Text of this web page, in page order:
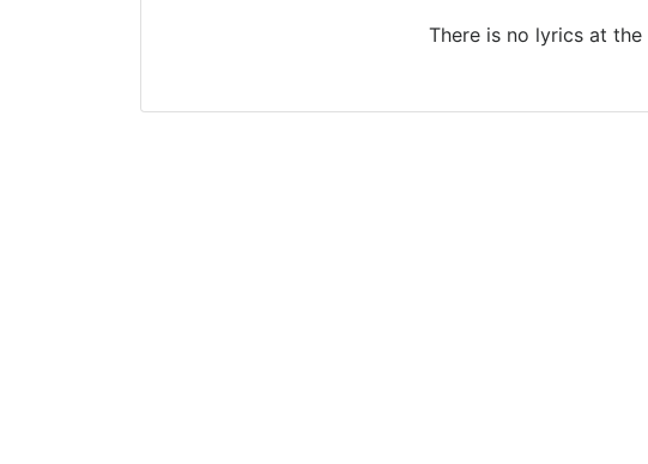
There is no lyrics at the